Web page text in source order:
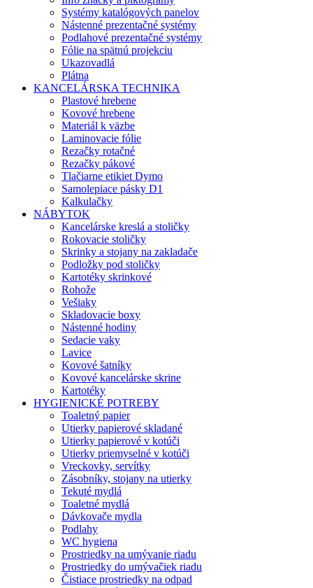
Systémy katalógových panelov
Nástenné prezentačné systémy
Podlahové prezentačné systémy
Fólie na spätnú projekciu
Ukazovadlá
Plátna
KANCELÁRSKA TECHNIKA
Plastové hrebene
Kovové hrebene
Materiál k väzbe
Laminovacie fólie
Rezačky rotačné
Rezačky pákové
Tlačiarne etikiet Dymo
Samolepiace pásky D1
Kalkulačky
NÁBYTOK
Kancelárske kreslá a stoličky
Rokovacie stoličky
Skrinky a stojany na zakladače
Podložky pod stoličky
Kartotéky skrinkové
Rohože
Vešiaky
Skladovacie boxy
Nástenné hodiny
Sedacie vaky
Lavice
Kovové šatníky
Kovové kancelárske skrine
Kartotéky
HYGIENICKÉ POTREBY
Toaletný papier
Utierky papierové skladané
Utierky papierové v kotúči
Utierky priemyselné v kotúči
Vreckovky, servítky
Zásobníky, stojany na utierky
Tekuté mydlá
Toaletné mydlá
Dávkovače mydla
Podlahy
WC hygiena
Prostriedky na umývanie riadu
Prostriedky do umývačiek riadu
Čistiace prostriedky na odpad